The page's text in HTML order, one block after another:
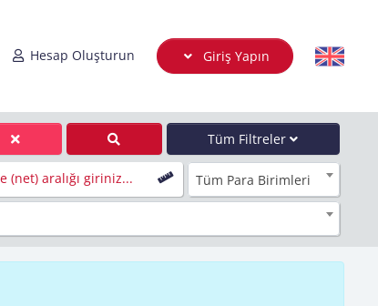
Hesap Oluşturun Giriş Yapın
Tüm Filtreler
(net) aralığı giriniz... Tüm Para Birimleri